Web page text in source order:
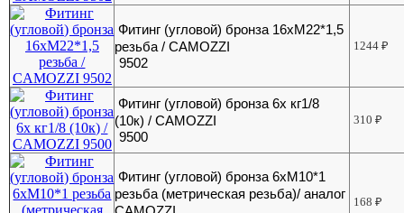
Фитинг (угловой) бронза 16хМ22*1,5
резьба / CAMOZZI
9502
1244₽
Фитинг (угловой) бронза 6х кг1/8
(10к) / CAMOZZI
9500
310₽
Фитинг (угловой) бронза 6хМ10*1
резьба (метрическая резьба)/ аналог
168₽